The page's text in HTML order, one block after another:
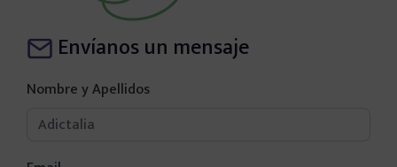
Envíanos un mensaje
Nombre y Apellidos